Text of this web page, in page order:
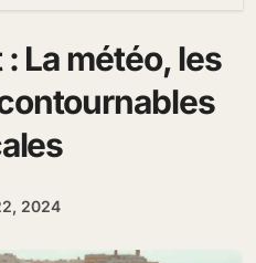
La météo, les
2024